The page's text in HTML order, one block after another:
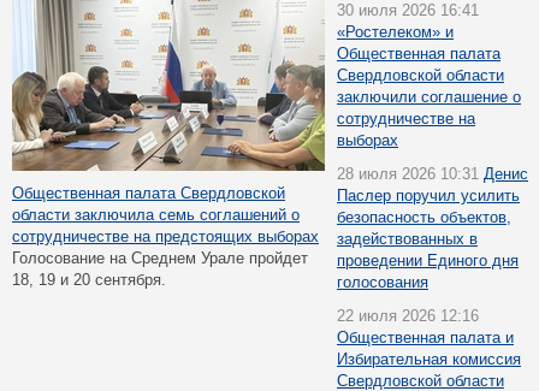
Общественная палата Свердловской
области заключила семь соглашений о
сотрудничестве на предстоящих выборах
Голосование на Среднем Урале пройдет
18, 19 и 20 сентября.
30 июля 2026 16:41
«Ростелеком» и
Общественная палата
Свердловской области
заключили соглашение о
сотрудничестве на
выборах
28 июля 2026 10:31 Денис
Паслер поручил усилить
безопасность объектов,
задействованных в
проведении Единого дня
голосования
22 июля 2026 12:16
Общественная палата и
Избирательная комиссия
Свердловской области